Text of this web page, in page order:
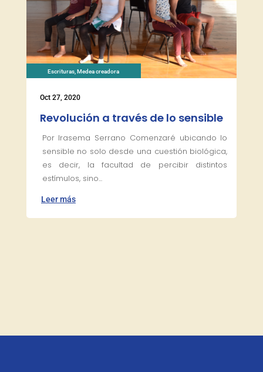
Escrituras ,Medea creadora
Oct 27, 2020
Revolución a través de lo sensible
Por Irasema Serrano Comenzaré ubicando lo
sensible no solo desde una cuestión biológica,
es decir, la facultad de percibir distintos
estímulos, sino...
Leer más